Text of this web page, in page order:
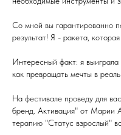
Со мной вы гарантированно
результат! Я - ракета,
Интересный факт: я
как превращать мечты в
На фестивале проведу для
бренд. Активация" от Марии
терапию "Статус взрослый"